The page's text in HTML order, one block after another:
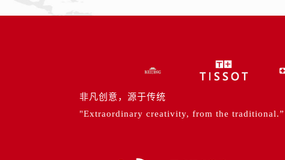
非凡创意，源于传统
"Extraordinary creativity, from the traditional.”